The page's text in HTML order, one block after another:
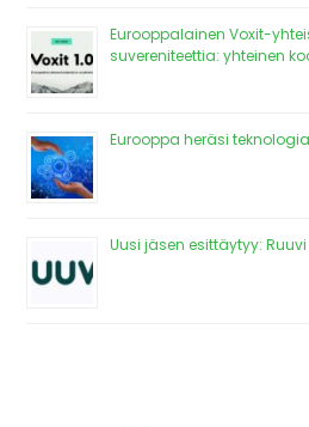
Eurooppalainen Voxit-
suvereniteettia: yhteinen
Eurooppa heräsi
Uusi jäsen esittäytyy: